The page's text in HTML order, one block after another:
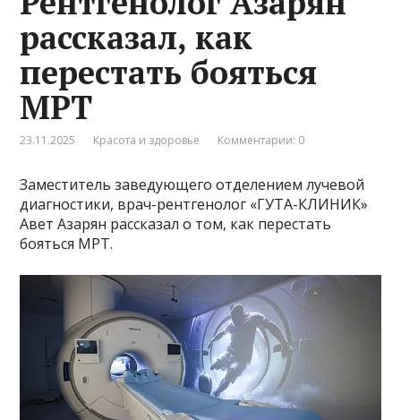
рассказал, как
перестать бояться
МРТ
23.11.2025 Красота и здоровье Комментарии: 0
Заместитель заведующего отделением лучевой
диагностики, врач-рентгенолог «ГУТА-КЛИНИК»
Авет Азарян рассказал о том, как перестать
бояться МРТ.